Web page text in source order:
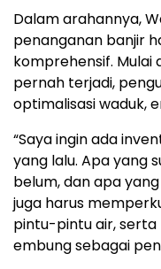
Dalam arahannya,
penanganan banjir
komprehensif. Mulai
pernah terjadi,
optimalisasi waduk,
“Saya ingin ada
yang lalu. Apa yang
belum, dan apa
juga harus
pintu-pintu air,
embung sebagai